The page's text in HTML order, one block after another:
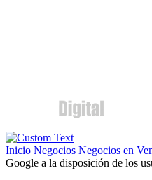
Inicio Negocios Negocios en
Google a la disposición de los